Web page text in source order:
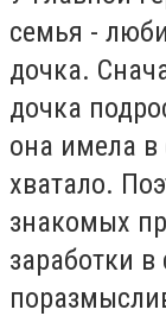
семья -
дочка.
дочка
она имела в
хватало.
знакомых
заработки